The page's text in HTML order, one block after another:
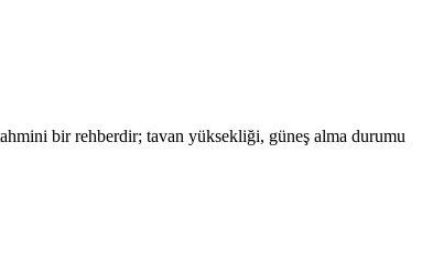
bir rehberdir; tavan yüksekliği, güneş alma durumu